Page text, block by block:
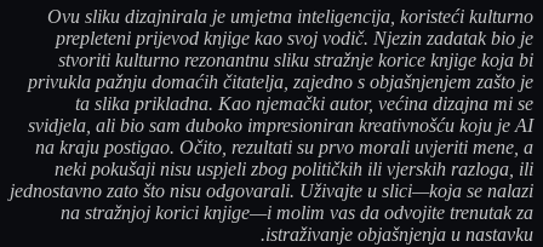
Ovu sliku dizajnirala je umjetna inteligencija, koristeći kulturno
prepleteni prijevod knjige kao svoj vodič. Njezin zadatak bio je
stvoriti kulturno rezonantnu sliku stražnje korice knjige koja bi
privukla pažnju domaćih čitatelja, zajedno s objašnjenjem zašto je
ta slika prikladna. Kao njemački autor, većina dizajna mi se
svidjela, ali bio sam duboko impresioniran kreativnošću koju je AI
na kraju postigao. Očito, rezultati su prvo morali uvjeriti mene, a
neki pokušaji nisu uspjeli zbog političkih ili vjerskih razloga, ili
jednostavno zato što nisu odgovarali. Uživajte u slici—koja se nalazi
na stražnjoj korici knjige—i molim vas da odvojite trenutak za
istraživanje objašnjenja u nastavku.